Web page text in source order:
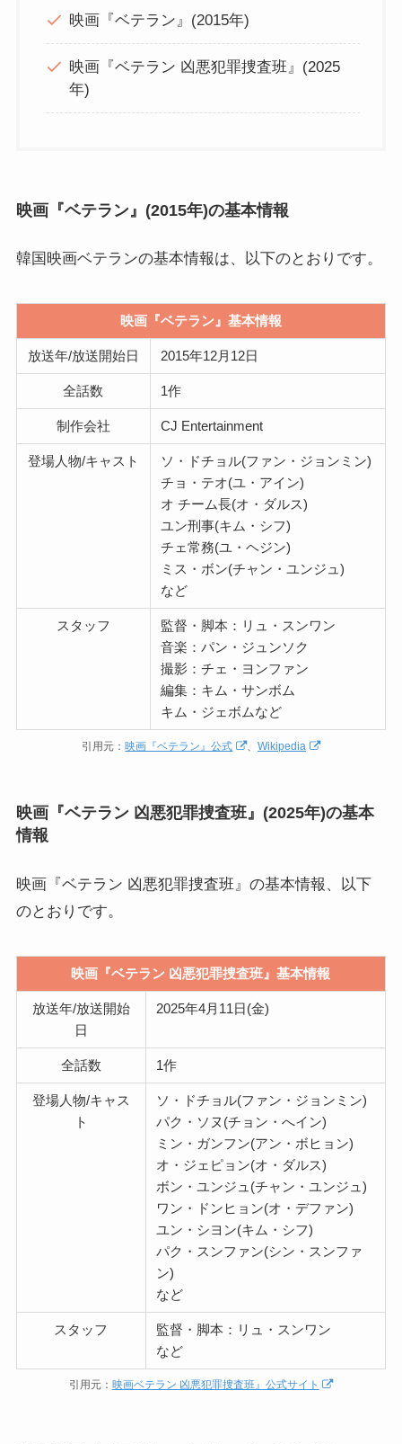
映画『ベテラン』(2015年)
映画『ベテラン 凶悪犯罪捜査班』(2025
年)
映画『ベテラン』(2015年)の基本情報
韓国映画ベテランの基本情報は、以下のとおりです。
映画『ベテラン』基本情報
放送年/放送開始日 2015年12月12日
全話数 1作
制作会社 CJ Entertainment
登場人物/キャスト
ソ・ドチョル(ファン・ジョンミン)
チョ・テオ(ユ・アイン)
オ チーム長(オ・ダルス)
ユン刑事(キム・シフ)
チェ常務(ユ・ヘジン)
ミス・ボン(チャン・ユンジュ)
など
スタッフ
監督・脚本：リュ・スンワン
音楽：パン・ジュンソク
撮影：チェ・ヨンファン
編集：キム・サンボム
キム・ジェボムなど
引用元：映画『ベテラン』公式 、 Wikipedia
映画『ベテラン 凶悪犯罪捜査班』(2025年)の基本
情報
映画『ベテラン 凶悪犯罪捜査班』の基本情報、以下
のとおりです。
映画『ベテラン 凶悪犯罪捜査班』基本情報
放送年/放送開始
日
2025年4月11日(金)
全話数 1作
登場人物/キャス
ト
ソ・ドチョル(ファン・ジョンミン)
パク・ソヌ(チョン・へイン)
ミン・ガンフン(アン・ボヒョン)
オ・ジェピョン(オ・ダルス)
ボン・ユンジュ(チャン・ユンジュ)
ワン・ドンヒョン(オ・デファン)
ユン・シヨン(キム・シフ)
パク・スンファン(シン・スンファ
ン)
など
スタッフ
監督・脚本：リュ・スンワン
など
引用元： 映画ベテラン 凶悪犯罪捜査班』公式サイト